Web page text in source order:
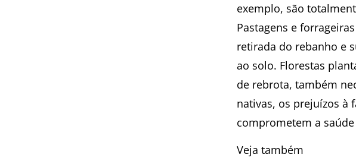
exemplo, são
Pastagens e
retirada do rebanho e
ao solo. Florestas
de rebrota, também
nativas, os prejuízos à
comprometem a
Veja também